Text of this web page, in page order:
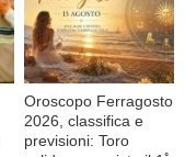
Oroscopo Ferragosto
2026, classifica e
previsioni: Toro